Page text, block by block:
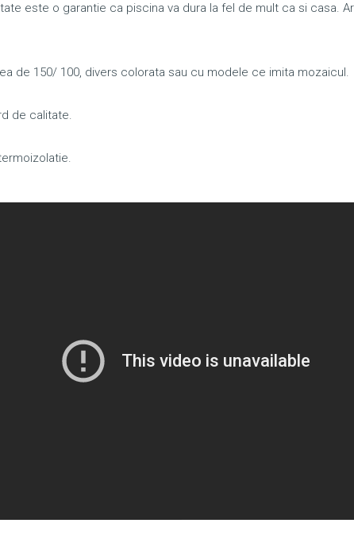
este o garantie ca piscina va dura la fel de mult ca si casa.
de 150/ 100, divers colorata sau cu modele ce imita mozaicul.
de calitate.